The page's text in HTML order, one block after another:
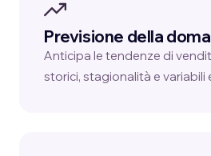
Previsione della
Anticipa le tendenze di
storici, stagionalità e variabili